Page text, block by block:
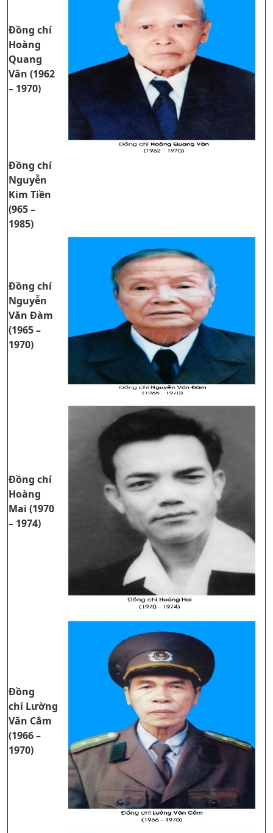
Đồng chí
Hoàng
Quang
Vân (1962
– 1970)
Đồng chí
Nguyễn
Kim Tiền
(965 –
1985)
Đồng chí
Nguyễn
Văn Đàm
(1965 –
1970)
Đồng chí
Hoàng
Mai (1970
– 1974)
Đồng
chí Lường
Văn Cắm
(1966 –
1970)